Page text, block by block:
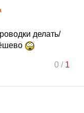
делать/
0/ 1